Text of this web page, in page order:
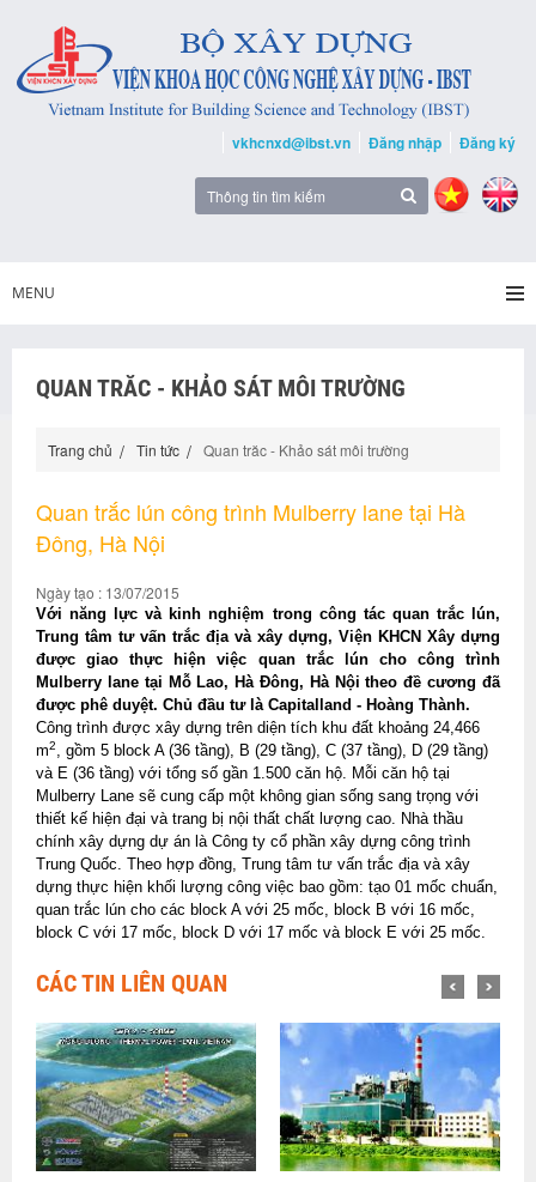
vkhcnxd@ibst.vn Đăng nhập Đăng ký
MENU
QUAN TRĂC - KHẢO SÁT MÔI TRƯỜNG
Trang chủ Tin tức Quan trăc - Khảo sát môi trường
Quan trắc lún công trình Mulberry lane tại Hà
Đông, Hà Nội
Ngày tạo : 13/07/2015
Với năng lực và kinh nghiệm trong công tác quan trắc lún,
Trung tâm tư vấn trắc địa và xây dựng, Viện KHCN Xây dựng
được giao thực hiện việc quan trắc lún cho công trình
Mulberry lane tại Mỗ Lao, Hà Đông, Hà Nội theo đề cương đã
được phê duyệt. Chủ đầu tư là Capitalland - Hoàng Thành.
Công trình được xây dựng trên diện tích khu đất khoảng 24,466
m2, gồm 5 block A (36 tầng), B (29 tầng), C (37 tầng), D (29 tầng)
và E (36 tầng) với tổng số gần 1.500 căn hộ. Mỗi căn hộ tại
Mulberry Lane sẽ cung cấp một không gian sống sang trọng với
thiết kế hiện đại và trang bị nội thất chất lượng cao. Nhà thầu
chính xây dựng dự án là Công ty cổ phần xây dựng công trình
Trung Quốc. Theo hợp đồng, Trung tâm tư vấn trắc địa và xây
dựng thực hiện khối lượng công việc bao gồm: tạo 01 mốc chuẩn,
quan trắc lún cho các block A với 25 mốc, block B với 16 mốc,
block C với 17 mốc, block D với 17 mốc và block E với 25 mốc.
CÁC TIN LIÊN QUAN